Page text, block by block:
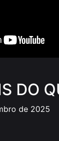
DO
de 2025